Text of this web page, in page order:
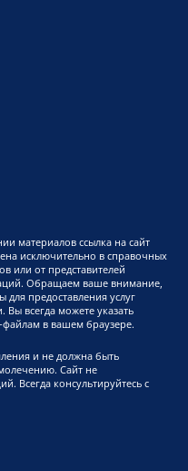
материалов ссылка на сайт
исключительно в справочных
или от представителей
Обращаем ваше внимание,
предоставления услуг
всегда можете указать
файлам в вашем браузере.
и не должна быть
Сайт не
Всегда консультируйтесь с